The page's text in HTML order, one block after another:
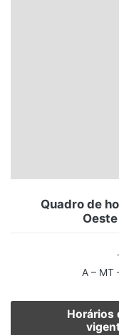
Quadro de
A – MT
Horários